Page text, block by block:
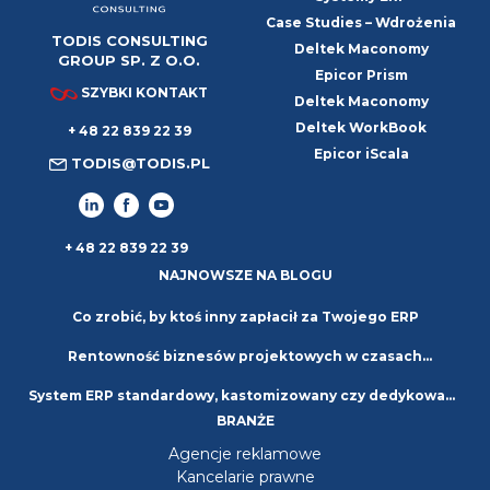
TODIS CONSULTING
GROUP SP. Z O.O.
SZYBKI KONTAKT
+ 48 22 839 22 39
TODIS@TODIS.PL
+ 48 22 839 22 39
Case Studies – Wdrożenia
Deltek Maconomy
Epicor Prism
Deltek Maconomy
Deltek WorkBook
Epicor iScala
NAJNOWSZE NA BLOGU
Co zrobić, by ktoś inny zapłacił za Twojego ERP
Rentowność biznesów projektowych w czasach
niepewności. Strategie i najlepsze praktyki
System ERP standardowy, kastomizowany czy dedykowany
BRANŻE
Agencje reklamowe
Kancelarie prawne